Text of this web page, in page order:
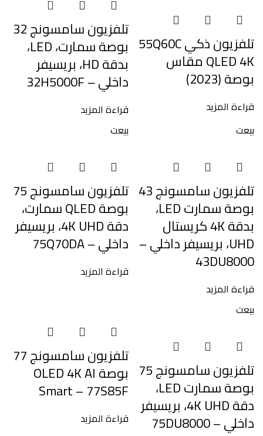
تلفزيون ذكي 55Q60C
QLED 4K مقاس
بوصة (2023)
قراءة المزيد
تلفزيون سامسونج 32
بوصة سمارت، LED،
بدقة HD، بريسيفر
داخلي – 32H5000F
قراءة المزيد
بيعت
تلفزيون سامسونج 43
بوصة سمارت LED،
بدقة 4K كريستال
UHD، بريسيفر داخلي –
43DU8000
قراءة المزيد
بيعت
تلفزيون سامسونج 75
بوصة QLED سمارت،
دقة 4K UHD، بريسيفر
داخلي – 75Q70DA
قراءة المزيد
بيعت
تلفزيون سامسونج 75
بوصة سمارت LED،
دقة 4K UHD، بريسيفر
داخلي – 75DU8000
تلفزيون سامسونج 77
بوصة OLED 4K AI
Smart – 77S85F
قراءة المزيد